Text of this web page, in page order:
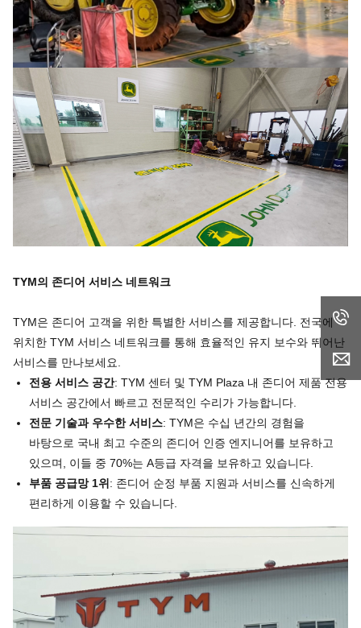
TYM의 존디어 서비스 네트워크
TYM은 존디어 고객을 위한 특별한 서비스를 제공합니다. 전국에
위치한 TYM 서비스 네트워크를 통해 효율적인 유지 보수와 뛰어난
서비스를 만나보세요.
전용 서비스 공간: TYM 센터 및 TYM Plaza 내 존디어 제품 전용
서비스 공간에서 빠르고 전문적인 수리가 가능합니다.
전문 기술과 우수한 서비스: TYM은 수십 년간의 경험을
바탕으로 국내 최고 수준의 존디어 인증 엔지니어를 보유하고
있으며, 이들 중 70%는 A등급 자격을 보유하고 있습니다.
부품 공급망 1위 : 존디어 순정 부품 지원과 서비스를 신속하게
편리하게 이용할 수 있습니다.